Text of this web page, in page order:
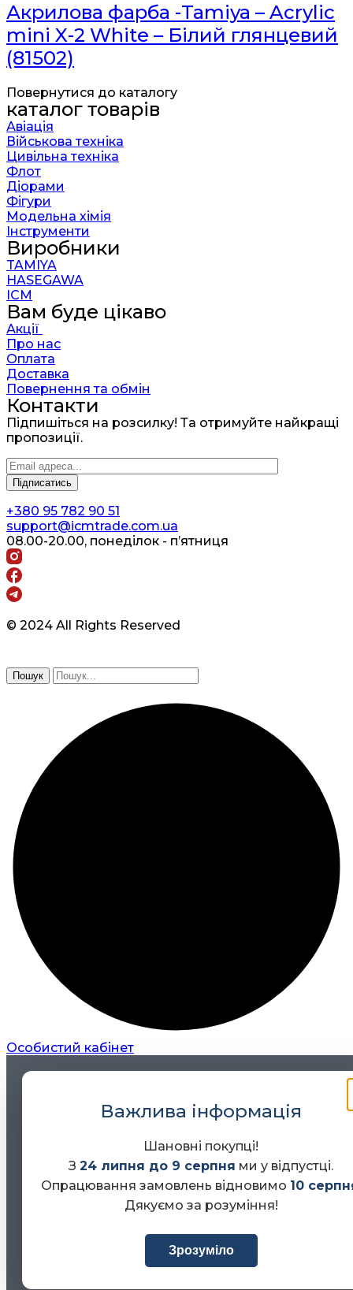
Акрилова фарба -Tamiya – Acrylic
mini X-2 White – Білий глянцевий
(81502)
Повернутися до каталогу
каталог товарів
Авіація
Військова техніка
Цивільна техніка
Флот
Діорами
Фігури
Модельна хімія
Інструменти
Виробники
TAMIYA
HASEGAWA
ICM
Вам буде цікаво
Акції
Про нас
Оплата
Доставка
Повернення та обмін
Контакти
Підпишіться на розсилку! Та отримуйте найкращі
пропозиції.
+380 95 782 90 51
support@icmtrade.com.ua
08.00-20.00, понеділок - п’ятниця
© 2024 All Rights Reserved
Пошук
Особистий кабінет
Важлива інформація
Шановні покупці!
З24 липня до 9 серпня ми у відпустці.
Опрацювання замовлень відновимо 10
Дякуємо за розуміння!
Зрозуміло